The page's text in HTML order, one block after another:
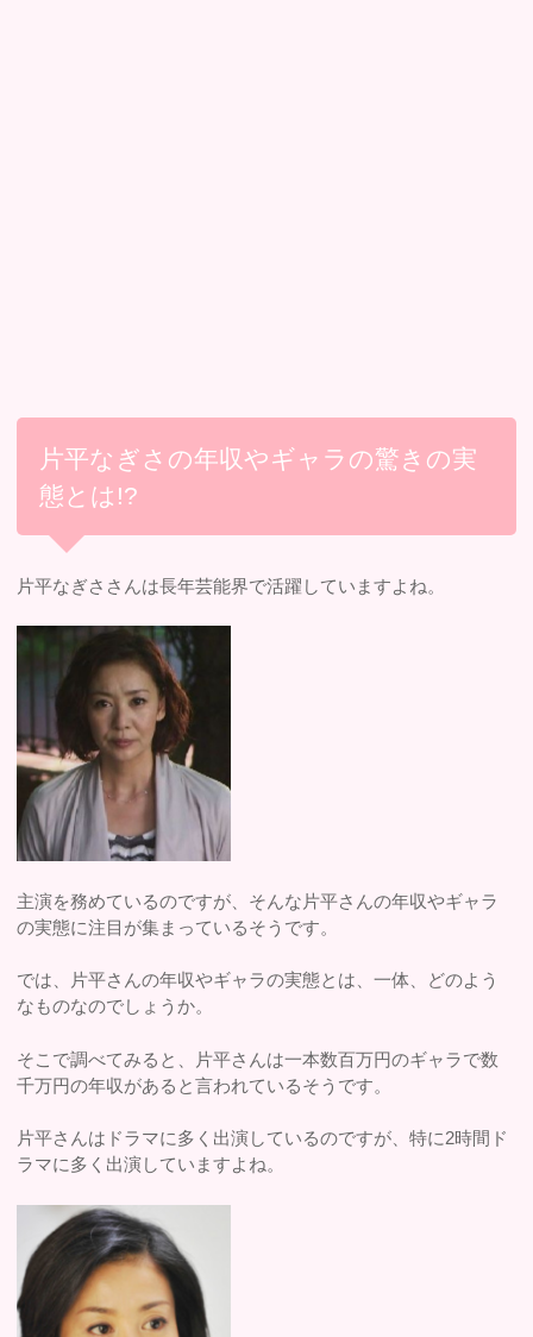
片平なぎさの年収やギャラの驚きの実
態とは!?
片平なぎささんは長年芸能界で活躍していますよね。
主演を務めているのですが、そんな片平さんの年収やギャラ
の実態に注目が集まっているそうです。
では、片平さんの年収やギャラの実態とは、一体、どのよう
なものなのでしょうか。
そこで調べてみると、片平さんは一本数百万円のギャラで数
千万円の年収があると言われているそうです。
片平さんはドラマに多く出演しているのですが、特に2時間ド
ラマに多く出演していますよね。